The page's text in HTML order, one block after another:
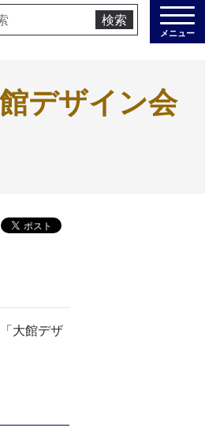
検索
メニュー
デザイン会
大館デザ